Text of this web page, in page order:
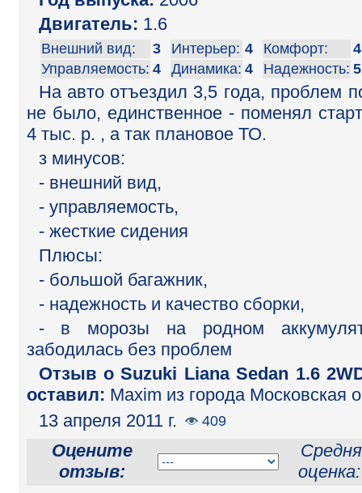
Двигатель: 1.6
Внешний вид: 3 Интерьер: 4 Комфорт:
4
Управляемость: 4 Динамика: 4 Надежность: 5
На авто отъездил 3,5 года, проблем
не было, единственное - поменял
4 тыс. р. , а так плановое ТО.
з минусов:
- внешний вид,
- управляемость,
- жесткие сидения
Плюсы:
- большой багажник,
- надежность и качество сборки,
- в морозы на родном
забодилась без проблем
Отзыв o Suzuki Liana Sedan 1.6
оставил: Maxim из города Московская
13 апреля 2011 г.
409
Оцените
отзыв: